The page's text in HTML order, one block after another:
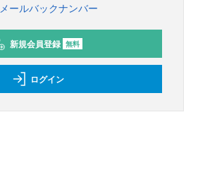
メールバックナンバー
新規会員登録 無料
ログイン